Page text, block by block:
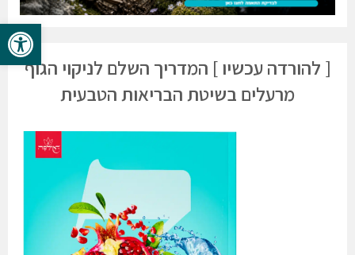
פתח
[ להורדה עכשיו ] המדריך השלם לניקוי הגוף
מרעלים בשיטת הבריאות הטבעית